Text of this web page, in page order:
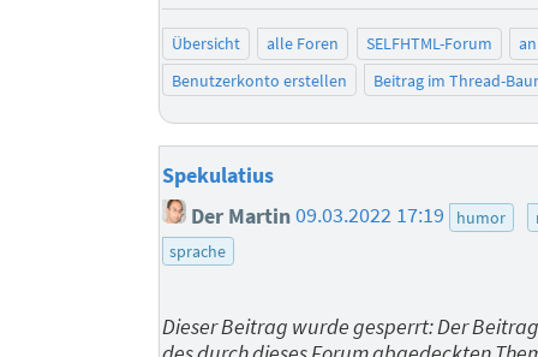
Übersicht alle Foren SELFHTML-Forum
Benutzerkonto erstellen
Beitrag im Thread-
Spekulatius
Der Martin09.03.2022 17:19 humor
sprache
Dieser Beitrag wurde gesperrt: Der